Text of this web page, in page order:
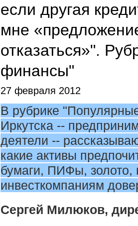
если другая
мне
отказаться»".
финансы"
27 февраля 2012
В рубрике
Иркутска --
деятели --
какие активы
бумаги, ПИФы, золото,
инвесткомпаниям
Сергей Милюков,